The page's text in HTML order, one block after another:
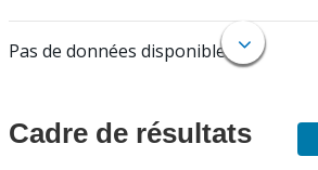
Pas de données disponibles.
Cadre de résultats